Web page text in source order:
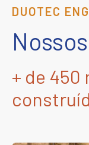
DUOTEC
+ de 450